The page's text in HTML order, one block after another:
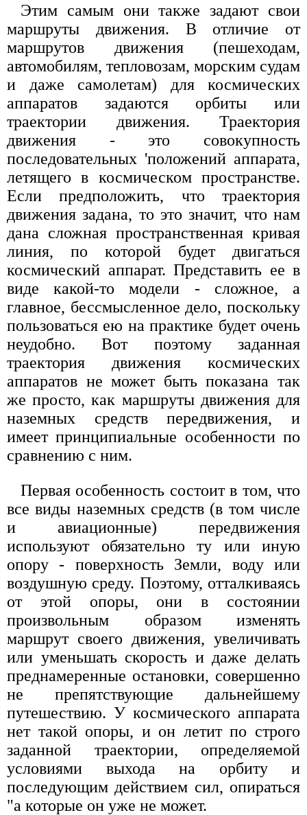
Этим самым они также задают свои
маршруты движения. В отличие от
маршрутов движения (пешеходам,
автомобилям, тепловозам, морским судам
и даже самолетам) для космических
аппаратов задаются орбиты или
траектории движения. Траектория
движения - это совокупность
последовательных 'положений аппарата,
летящего в космическом пространстве.
Если предположить, что траектория
движения задана, то это значит, что нам
дана сложная пространственная кривая
линия, по которой будет двигаться
космический аппарат. Представить ее в
виде какой-то модели - сложное, а
главное, бессмысленное дело, поскольку
пользоваться ею на практике будет очень
неудобно. Вот поэтому заданная
траектория движения космических
аппаратов не может быть показана так
же просто, как маршруты движения для
наземных средств передвижения, и
имеет принципиальные особенности по
сравнению с ним.
Первая особенность состоит в том, что
все виды наземных средств (в том числе
и авиационные) передвижения
используют обязательно ту или иную
опору - поверхность Земли, воду или
воздушную среду. Поэтому, отталкиваясь
от этой опоры, они в состоянии
произвольным образом изменять
маршрут своего движения, увеличивать
или уменьшать скорость и даже делать
преднамеренные остановки, совершенно
не препятствующие дальнейшему
путешествию. У космического аппарата
нет такой опоры, и он летит по строго
заданной траектории, определяемой
условиями выхода на орбиту и
последующим действием сил, опираться
"а которые он уже не может.